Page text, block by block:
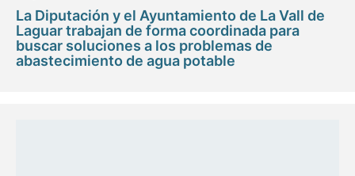
La Diputación y el Ayuntamiento de La Vall de
Laguar trabajan de forma coordinada para
buscar soluciones a los problemas de
abastecimiento de agua potable